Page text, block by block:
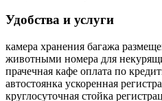
Удобства и услуги
камера хранения багажа
животными номера для
прачечная кафе оплата по
автостоянка ускоренная
круглосуточная стойка